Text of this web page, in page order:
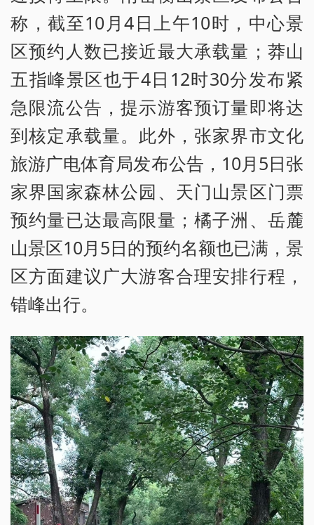
称，截至10月4日上午10时，中心景
区预约人数已接近最大承载量；莽山
五指峰景区也于4日12时30分发布紧
急限流公告，提示游客预订量即将达
到核定承载量。此外，张家界市文化
旅游广电体育局发布公告，10月5日张
家界国家森林公园、天门山景区门票
预约量已达最高限量；橘子洲、岳麓
山景区10月5日的预约名额也已满，景
区方面建议广大游客合理安排行程，
错峰出行。